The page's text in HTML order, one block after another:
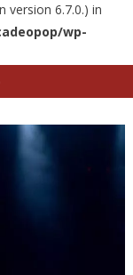
version 6.7.0.) in
wp-